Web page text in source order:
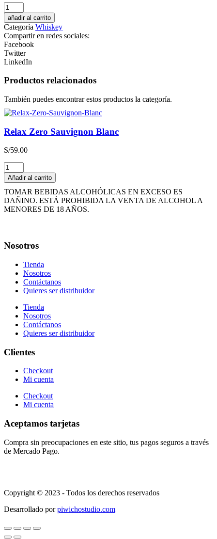
Cañazo
Caña
Alta
Reposado
cantidad
añadir al carrito
Categoría Whiskey
Compartir en redes sociales:
Facebook
Twitter
LinkedIn
Productos relacionados
También puedes encontrar estos productos la categoría.
Relax Zero Sauvignon Blanc
S/59.00
Relax
Zero
Sauvignon
Blanc
cantidad
Añadir al carrito
TOMAR BEBIDAS ALCOHÓLICAS EN EXCESO ES
DAÑINO. ESTÁ PROHIBIDA LA VENTA DE ALCOHOL A
MENORES DE 18 AÑOS.
Nosotros
Tienda
Nosotros
Contáctanos
Quieres ser distribuidor
Tienda
Nosotros
Contáctanos
Quieres ser distribuidor
Clientes
Checkout
Mi cuenta
Checkout
Mi cuenta
Aceptamos tarjetas
Compra sin preocupaciones en este sitio, tus pagos seguros a través
de Mercado Pago.
Copyright © 2023 - Todos los derechos reservados
Desarrollado porpiwichostudio.com